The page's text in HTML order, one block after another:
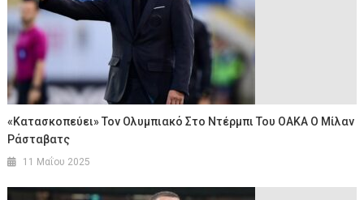
«Κατασκοπεύει» Τον Ολυμπιακό Στο Ντέρμπι Του ΟΑΚΑ Ο Μίλαν
Ράσταβατς
11 Μαΐου 2025